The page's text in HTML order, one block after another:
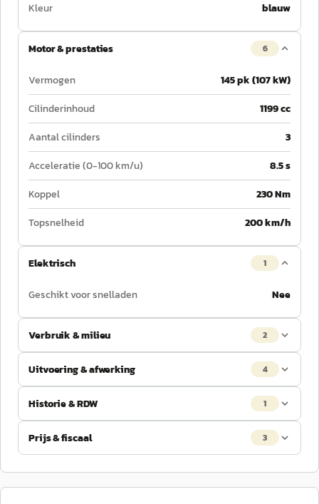
Kleur
blauw
Motor & prestaties 6
Vermogen
145 pk (107 kW)
Cilinderinhoud
1199 cc
Aantal cilinders
3
Acceleratie (0-100 km/u)
8.5 s
Koppel
230 Nm
Topsnelheid
200 km/h
Elektrisch 1
Geschikt voor snelladen Nee
Verbruik & milieu 2
Uitvoering & afwerking 4
Historie & RDW 1
Prijs & fiscaal 3